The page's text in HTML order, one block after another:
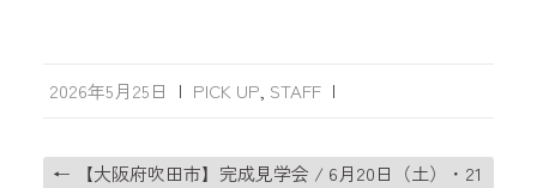
2026年5月25日 | PICK UP STAFF |
← 【大阪府吹田市】完成見学会 / 6月20日（土）・21